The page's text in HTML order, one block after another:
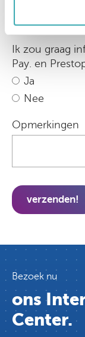
Ik zou graag
Pay. en
Ja
Nee
Opmerkingen
verzenden!
Bezoek nu
ons
Center.